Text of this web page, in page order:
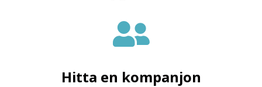
Hitta en kompanjon